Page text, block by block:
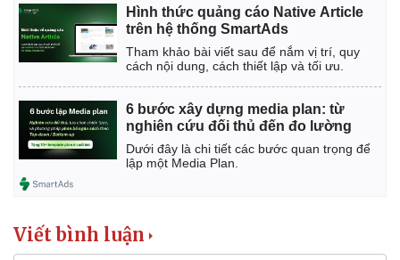
Hình thức quảng cáo Native Article
trên hệ thống SmartAds
Tham khảo bài viết sau để nắm vị trí, quy
cách nội dung, cách thiết lập và tối ưu.
6 bước xây dựng media plan: từ
nghiên cứu đối thủ đến đo lường
Dưới đây là chi tiết các bước quan trọng để
lập một Media Plan.
Viết bình luận